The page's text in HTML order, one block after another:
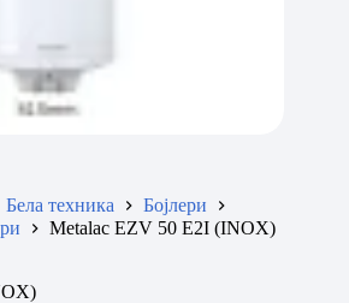
Бела техника
Бојлери
Metalac EZV 50 E2I (INOX)